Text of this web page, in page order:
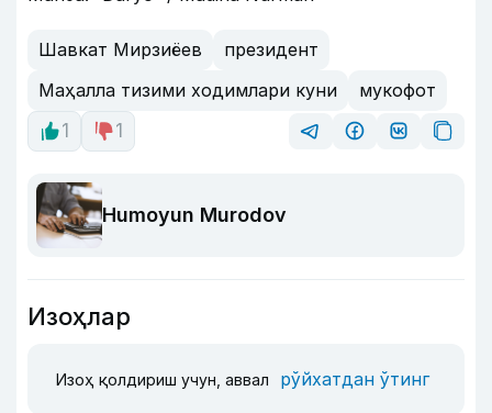
Шавкат Мирзиёев
президент
Маҳалла тизими ходимлари куни
мукофот
1
1
Humoyun Murodov
Изоҳлар
Изоҳ қолдириш учун, аввал рўйхатдан ўтинг